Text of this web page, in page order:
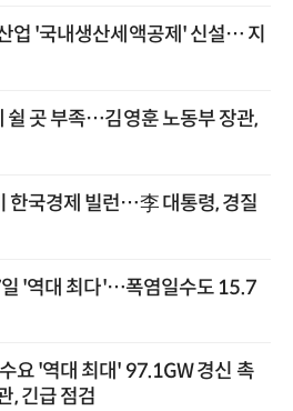
업 '국내생산세액공제' 신설… 지
곳 부족…김영훈 노동부 장관,
한국경제 빌런…李 대통령, 경질
'역대 최다'…폭염일수도 15.7
요 '역대 최대' 97.1GW 경신 촉
, 긴급 점검